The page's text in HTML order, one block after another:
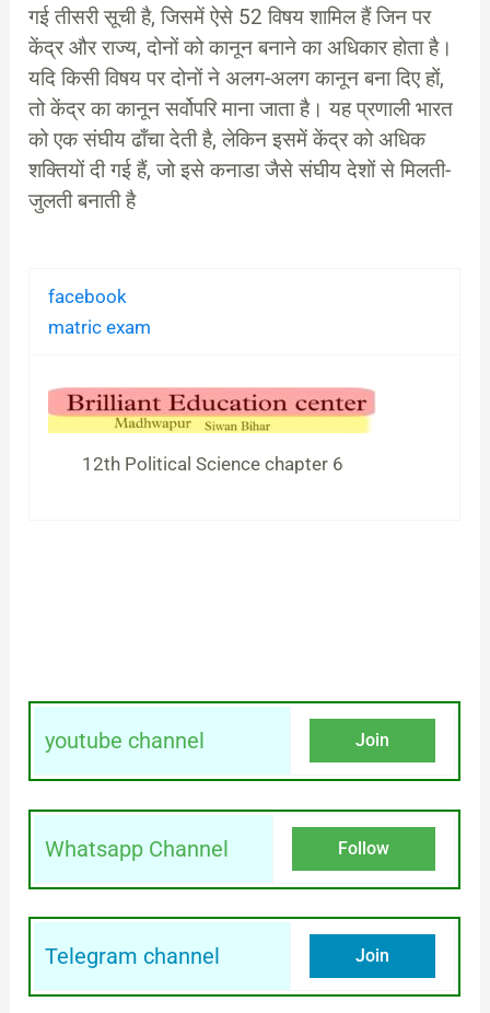
गई तीसरी सूची है, जिसमें ऐसे 52 विषय शामिल हैं जिन पर
केंद्र और राज्य, दोनों को कानून बनाने का अधिकार होता है।
यदि किसी विषय पर दोनों ने अलग-अलग कानून बना दिए हों,
तो केंद्र का कानून सर्वोपरि माना जाता है। यह प्रणाली भारत
को एक संघीय ढाँचा देती है, लेकिन इसमें केंद्र को अधिक
शक्तियों दी गई हैं, जो इसे कनाडा जैसे संघीय देशों से मिलती-
जुलती बनाती है
facebook
matric exam
12th Political Science chapter 6
youtube channel Join
Whatsapp Channel Follow
Telegram channel Join